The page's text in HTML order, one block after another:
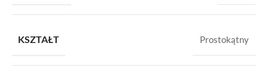
KSZTAŁT Prostokątny